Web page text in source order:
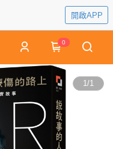
開啟APP
0
1/1